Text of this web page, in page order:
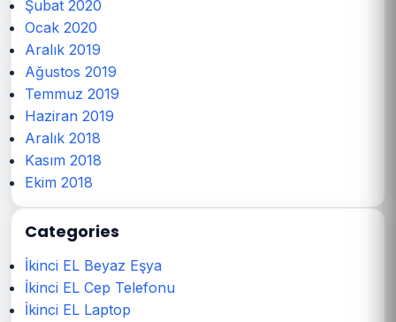
Şubat 2020
Ocak 2020
Aralık 2019
Ağustos 2019
Temmuz 2019
Haziran 2019
Aralık 2018
Kasım 2018
Ekim 2018
Categories
İkinci EL Beyaz Eşya
İkinci EL Cep Telefonu
İkinci EL Laptop